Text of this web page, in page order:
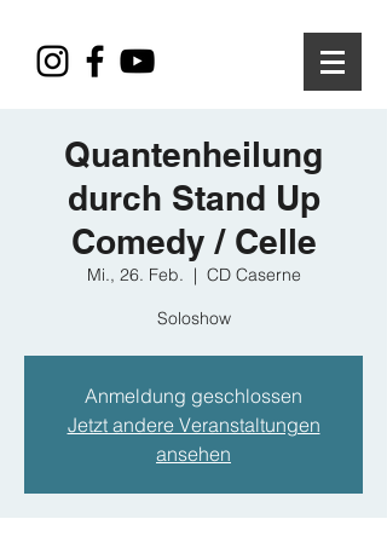
Quantenheilung
durch Stand Up
Comedy / Celle
Mi., 26. Feb.
  |
CD Caserne
Soloshow
Anmeldung geschlossen
Jetzt andere Veranstaltungen
ansehen